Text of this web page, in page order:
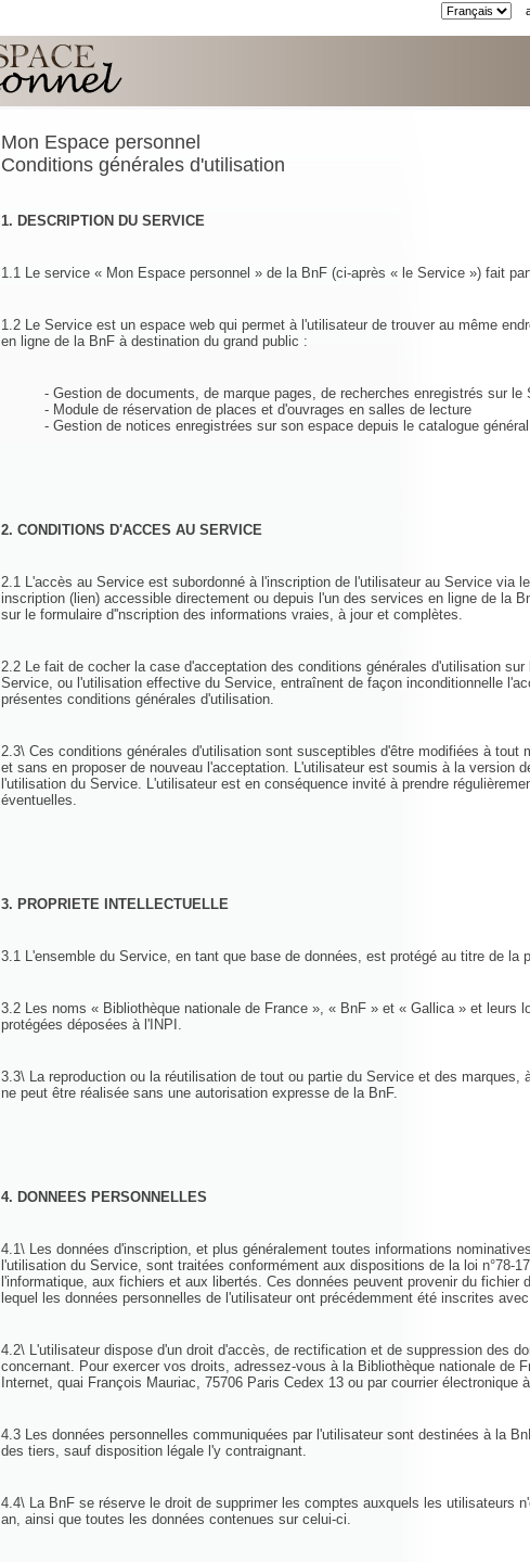
Mon Espace personnel
Conditions générales d'utilisation
1. DESCRIPTION DU SERVICE
1.1 Le service « Mon Espace personnel » de la BnF (ci-après « le Service ») fait
1.2 Le Service est un espace web qui permet à l'utilisateur de trouver au même
en ligne de la BnF à destination du grand public :
- Gestion de documents, de marque pages, de recherches enregistrés sur le
- Module de réservation de places et d'ouvrages en salles de lecture
- Gestion de notices enregistrées sur son espace depuis le catalogue général
2. CONDITIONS D'ACCES AU SERVICE
2.1 L'accès au Service est subordonné à l'inscription de l'utilisateur au Service via
inscription (lien) accessible directement ou depuis l'un des services en ligne de la
sur le formulaire d''nscription des informations vraies, à jour et complètes.
2.2 Le fait de cocher la case d'acceptation des conditions générales d'utilisation
Service, ou l'utilisation effective du Service, entraînent de façon inconditionnelle
présentes conditions générales d'utilisation.
2.3\ Ces conditions générales d'utilisation sont susceptibles d'être modifiées à tout
et sans en proposer de nouveau l'acceptation. L'utilisateur est soumis à la version
l'utilisation du Service. L'utilisateur est en conséquence invité à prendre
éventuelles.
3. PROPRIETE INTELLECTUELLE
3.1 L'ensemble du Service, en tant que base de données, est protégé au titre de la
3.2 Les noms « Bibliothèque nationale de France », « BnF » et « Gallica » et leurs
protégées déposées à l'INPI.
3.3\ La reproduction ou la réutilisation de tout ou partie du Service et des marques,
ne peut être réalisée sans une autorisation expresse de la BnF.
4. DONNEES PERSONNELLES
4.1\ Les données d'inscription, et plus généralement toutes informations
l'utilisation du Service, sont traitées conformément aux dispositions de la loi n°78-
l'informatique, aux fichiers et aux libertés. Ces données peuvent provenir du fichier
lequel les données personnelles de l'utilisateur ont précédemment été inscrites
4.2\ L'utilisateur dispose d'un droit d'accès, de rectification et de suppression des
concernant. Pour exercer vos droits, adressez-vous à la Bibliothèque nationale de
Internet, quai François Mauriac, 75706 Paris Cedex 13 ou par courrier électronique
4.3 Les données personnelles communiquées par l'utilisateur sont destinées à la
des tiers, sauf disposition légale l'y contraignant.
4.4\ La BnF se réserve le droit de supprimer les comptes auxquels les utilisateurs
an, ainsi que toutes les données contenues sur celui-ci.